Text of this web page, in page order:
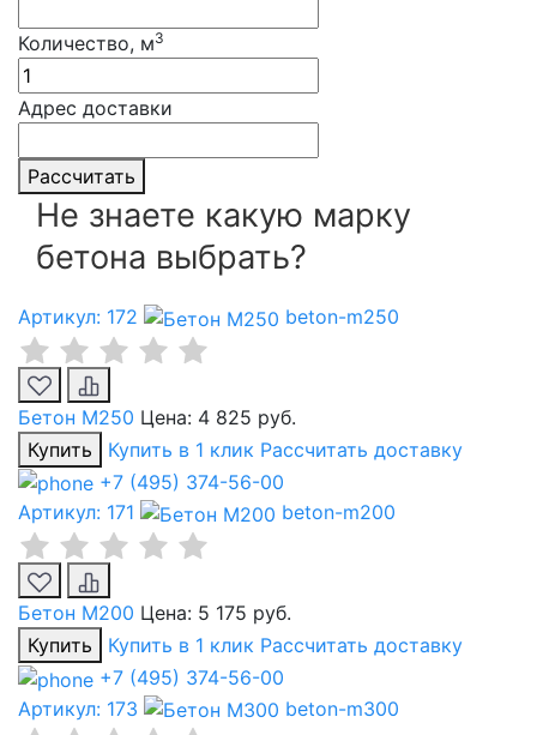
Количество, м3
Адрес доставки
Рассчитать
Не знаете какую марку
бетона выбрать?
Артикул: 172 beton-m250
Бетон М250 Цена: 4 825 руб.
Купить
Купить в 1 клик Рассчитать доставку
+7 (495) 374-56-00
Артикул: 171
beton-m200
Бетон М200 Цена: 5 175 руб.
Купить
Купить в 1 клик Рассчитать доставку
+7 (495) 374-56-00
Артикул: 173
beton-m300